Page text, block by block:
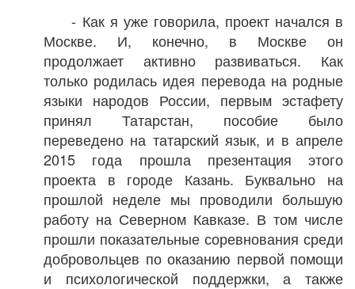
- Как я уже говорила, проект начался в
Москве. И, конечно, в Москве он
продолжает активно развиваться. Как
только родилась идея перевода на родные
языки народов России, первым эстафету
принял Татарстан, пособие было
переведено на татарский язык, и в апреле
2015 года прошла презентация этого
проекта в городе Казань. Буквально на
прошлой неделе мы проводили большую
работу на Северном Кавказе. В том числе
прошли показательные соревнования среди
добровольцев по оказанию первой помощи
и психологической поддержки, а также